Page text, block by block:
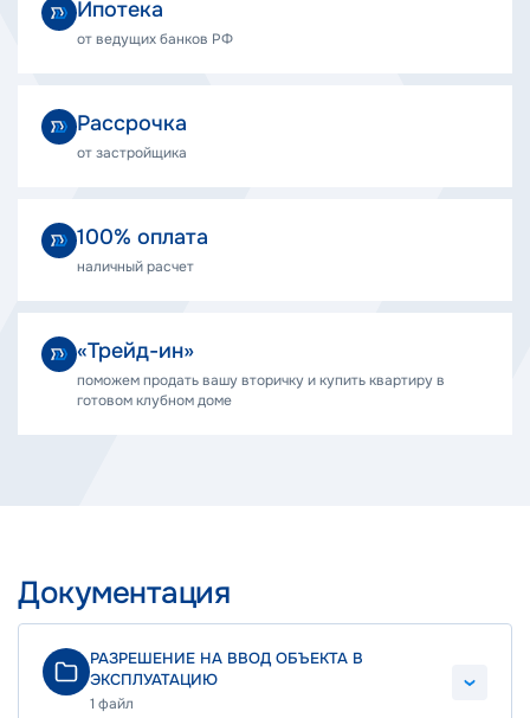
Ипотека
от ведущих банков РФ
Рассрочка
от застройщика
100% оплата
наличный расчет
«Трейд-ин»
поможем продать вашу вторичку и купить квартиру в
готовом клубном доме
Документация
РАЗРЕШЕНИЕ НА ВВОД ОБЪЕКТА В
ЭКСПЛУАТАЦИЮ
1 файл